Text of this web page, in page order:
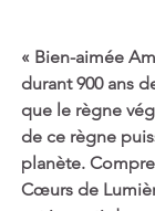
« Bien-aimée
durant 900 ans
que le règne
de ce règne
planète.
Cœurs de